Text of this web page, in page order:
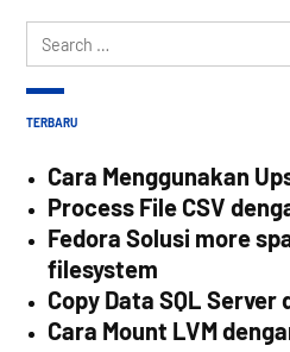
Search
for:
TERBARU
Cara Menggunakan
Process File CSV
Fedora Solusi more
filesystem
Copy Data SQL Server
Cara Mount LVM